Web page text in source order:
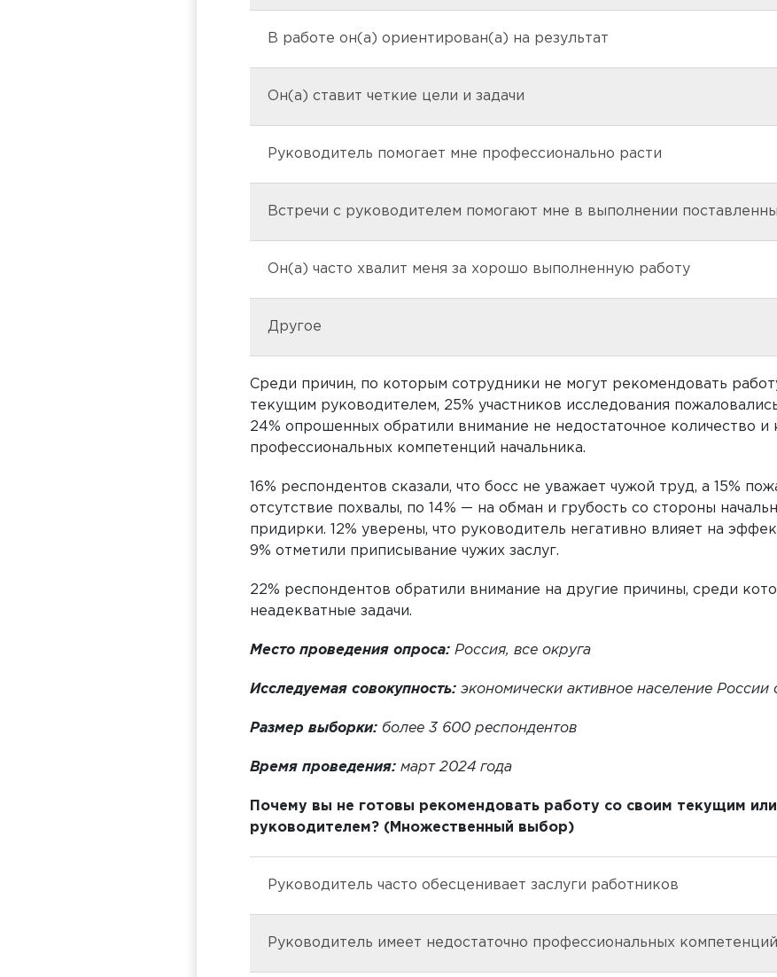
В работе он(а) ориентирован(а) на результат
Он(а) ставит четкие цели и задачи
Руководитель помогает мне профессионально расти
Встречи с руководителем помогают мне в выполнении
Он(а) часто хвалит меня за хорошо выполненную работу
Другое
Среди причин, по которым сотрудники не могут рекомендовать
текущим руководителем, 25% участников исследования
24% опрошенных обратили внимание не недостаточное количество и
профессиональных компетенций начальника.
16% респондентов сказали, что босс не уважает чужой труд, а 15%
отсутствие похвалы, по 14% — на обман и грубость со стороны
придирки. 12% уверены, что руководитель негативно влияет на
9% отметили приписывание чужих заслуг.
22% респондентов обратили внимание на другие причины, среди
неадекватные задачи.
Место проведения опроса: Россия, все округа
Исследуемая совокупность: экономически активное население России
Размер выборки: более 3 600 респондентов
Время проведения: март 2024 года
Почему вы не готовы рекомендовать работу со своим текущим
руководителем? (Множественный выбор)
Руководитель часто обесценивает заслуги работников
Руководитель имеет недостаточно профессиональных компетенций